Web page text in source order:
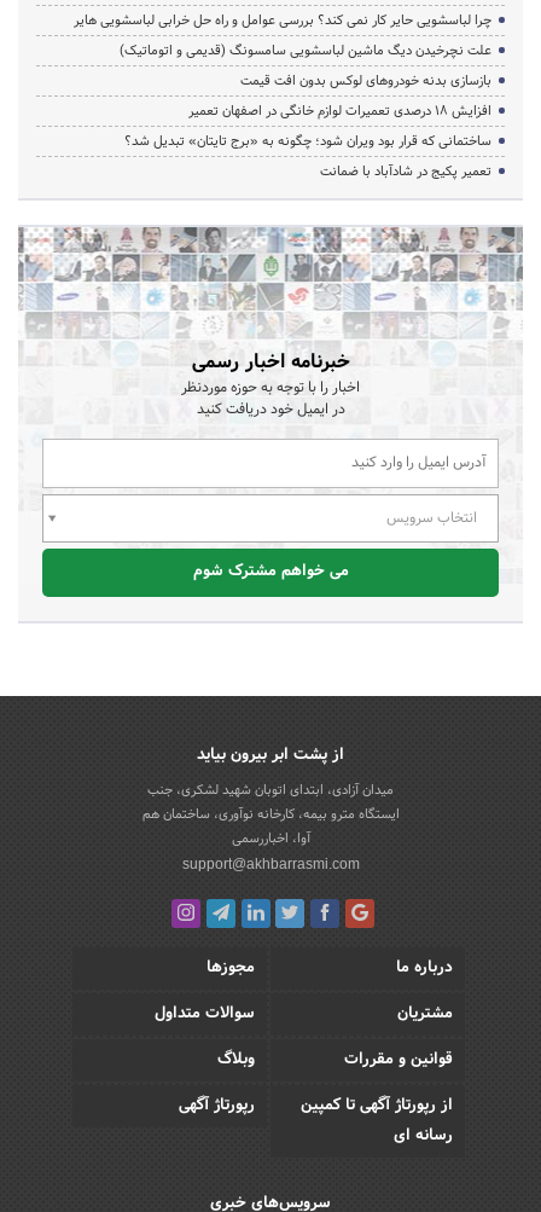
چرا لباسشویی حایر کار نمی کند؟ بررسی عوامل و راه حل خرابی لباسشویی هایر
علت نچرخیدن دیگ ماشین لباسشویی سامسونگ (قدیمی و اتوماتیک)
بازسازی بدنه خودروهای لوکس بدون افت قیمت
افزایش ۱۸ درصدی تعمیرات لوازم خانگی در اصفهان تعمیر
ساختمانی که قرار بود ویران شود؛ چگونه به «برج تایتان» تبدیل شد؟
تعمیر پکیج در شادآباد با ضمانت
خبرنامه اخبار رسمی
اخبار را با توجه به حوزه موردنظر
در ایمیل خود دریافت کنید
انتخاب سرویس
می خواهم مشترک شوم
از پشت ابر بیرون بیاید
میدان آزادی، ابتدای اتوبان شهید لشکری، جنب
ایستگاه مترو بیمه، کارخانه نوآوری، ساختمان هم
آوا، اخباررسمی
support@akhbarrasmi.com
درباره ما
مجوزها
مشتریان
سوالات متداول
قوانین و مقررات
وبلاگ
از رپورتاژ آگهی تا کمپین
رسانه ای
رپورتاژ آگهی
سرویس‌های خبری